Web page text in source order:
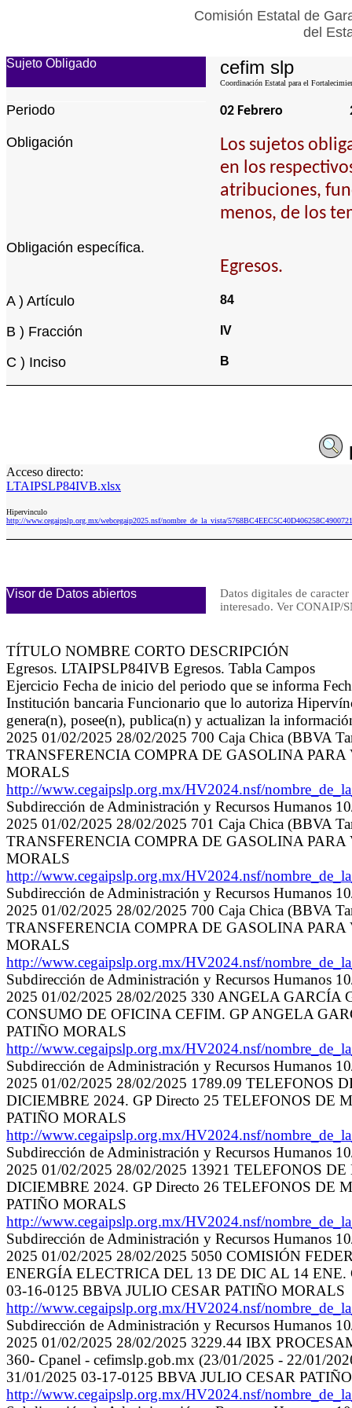
Comisión Estatal de
del
Sujeto Obligado cefim slp
Coordinación Estatal para el
Periodo 02 Febrero
Obligación
Los sujetos
en los
atribuciones,
menos, de los
Obligación específica.
Egresos.
A ) Artículo 84
B ) Fracción IV
C ) Inciso B
Acceso directo:
LTAIPSLP84IVB.xlsx
Hipervinculo
http://www.cegaipslp.org.mx/webcegaip2025.nsf/nombre_de_la_vista/
Visor de Datos abiertos
Datos digitales de
interesado. Ver CONAIP/
TÍTULO NOMBRE CORTO DESCRIPCIÓN
Egresos. LTAIPSLP84IVB Egresos. Tabla Campos
Ejercicio Fecha de inicio del periodo que se informa
Institución bancaria Funcionario que lo autoriza
genera(n), posee(n), publica(n) y actualizan la
2025 01/02/2025 28/02/2025 700 Caja Chica (BBVA
TRANSFERENCIA COMPRA DE GASOLINA
MORALS
http://www.cegaipslp.org.mx/HV2024.nsf/
Subdirección de Administración y Recursos Humanos
2025 01/02/2025 28/02/2025 701 Caja Chica (BBVA
TRANSFERENCIA COMPRA DE GASOLINA
MORALS
http://www.cegaipslp.org.mx/HV2024.nsf/
Subdirección de Administración y Recursos Humanos
2025 01/02/2025 28/02/2025 700 Caja Chica (BBVA
TRANSFERENCIA COMPRA DE GASOLINA
MORALS
http://www.cegaipslp.org.mx/HV2024.nsf/
Subdirección de Administración y Recursos Humanos
2025 01/02/2025 28/02/2025 330 ANGELA
CONSUMO DE OFICINA CEFIM. GP ANGELA
PATIÑO MORALS
http://www.cegaipslp.org.mx/HV2024.nsf/
Subdirección de Administración y Recursos Humanos
2025 01/02/2025 28/02/2025 1789.09 TELEFONOS
DICIEMBRE 2024. GP Directo 25 TELEFONOS DE
PATIÑO MORALS
http://www.cegaipslp.org.mx/HV2024.nsf/
Subdirección de Administración y Recursos Humanos
2025 01/02/2025 28/02/2025 13921 TELEFONOS
DICIEMBRE 2024. GP Directo 26 TELEFONOS DE
PATIÑO MORALS
http://www.cegaipslp.org.mx/HV2024.nsf/
Subdirección de Administración y Recursos Humanos
2025 01/02/2025 28/02/2025 5050 COMISIÓN
ENERGÍA ELECTRICA DEL 13 DE DIC AL 14
03-16-0125 BBVA JULIO CESAR PATIÑO MORALS
http://www.cegaipslp.org.mx/HV2024.nsf/
Subdirección de Administración y Recursos Humanos
2025 01/02/2025 28/02/2025 3229.44 IBX
360- Cpanel - cefimslp.gob.mx (23/01/2025 - 22/01/
31/01/2025 03-17-0125 BBVA JULIO CESAR
http://www.cegaipslp.org.mx/HV2024.nsf/